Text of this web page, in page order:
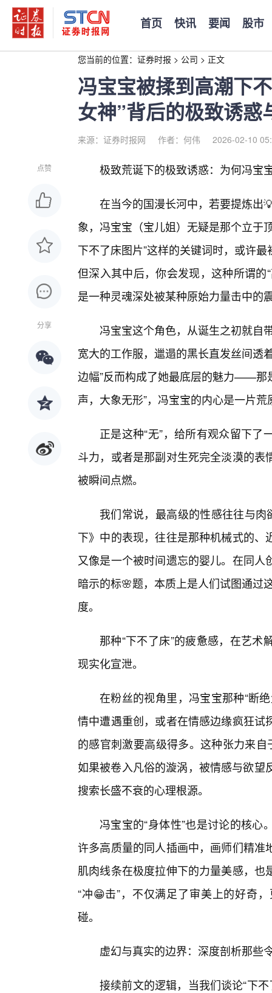
首页 快讯 要闻 股市
您当前的位置： 证券时报 > 公司 > 正文
冯宝宝被揉到高潮下
女神”背后的极致诱惑
来源：证券时报网 作者：何伟 2026-02-10
点赞
分享
极致荒诞下的极致诱惑：为何冯宝
在当今的国漫长河中，若要提炼出
象，冯宝宝（宝儿姐）无疑是那个立于
下不了床图片”这样的关键词时，或许
但深入其中后，你会发现，这种所谓
是一种灵魂深处被某种原始力量击中的
冯宝宝这个角色，从诞生之初就自
宽大的工作服，邋遢的黑长直发丝间透
边幅”反而构成了她最底层的魅力——那
声，大象无形”，冯宝宝的内心是一片
正是这种“无”，给所有观众留下
斗力，或者是那副对生死完全淡漠的
被瞬间点燃。
我们常说，最高级的性感往往与肉
下》中的表现，往往是那种机械式的
又像是一个被时间遗忘的婴儿。在同
暗示的标🌸题，本质上是人们试图通过
度。
那种“下不了床”的疲惫感，在艺
现实化宣泄。
在粉丝的视角里，冯宝宝那种“断
情中遭遇重创，或者在情感边缘疯狂
的感官刺激要高级得多。这种张力来
如果被卷入凡俗的漩涡，被情感与欲
搜索长盛不衰的心理根源。
冯宝宝的“身体性”也是讨论的核
许多高质量的同人插画中，画师们精
肌肉线条在极度拉伸下的力量美感，
“冲😁击”，不仅满足了审美上的好奇
碰。
虚幻与真实的边界：深度剖析那些
接续前文的逻辑，当我们谈论“下